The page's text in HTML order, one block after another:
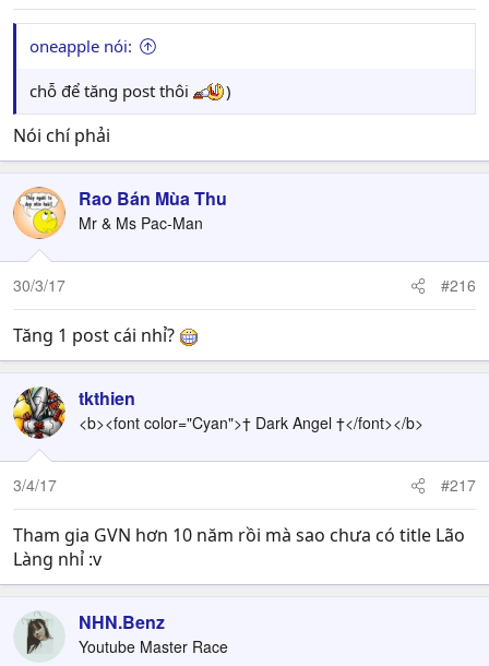
oneapple nói:
chỗ để tăng post thôi )
Nói chí phải
Rao Bán Mùa Thu
Mr & Ms Pac-Man
30/3/17 #216
Tăng 1 post cái nhỉ?
tkthien
<b><font color="Cyan">† Dark Angel †</font></b>
3/4/17 #217
Tham gia GVN hơn 10 năm rồi mà sao chưa có title Lão
Làng nhỉ :v
NHN.Benz
Youtube Master Race